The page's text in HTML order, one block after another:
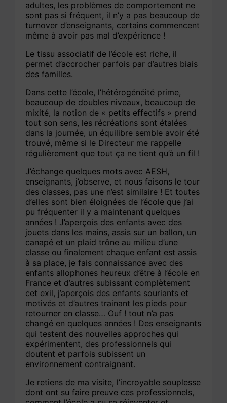
adultes, les problèmes de comportement ne
sont pas si fréquent, il n’y a pas beaucoup de
turnover d’enseignants, certains commencent
même à avoir pas mal d’expérience !
Le tissu associatif de l’école est riche, il
permet d’accrocher parfois par d’autres biais
des familles.
Dans cette l’école, l’hétérogénéité prime,
beaucoup de doubles niveaux, beaucoup de
mixité, la notion de « petits effectifs » prend
tout son sens, les récréations sont étalées
dans la journée, un équilibre semble avoir été
trouvé, même si le Directeur me rappelle
régulièrement que tout ça ne tient qu’à un fil !
J’échange quelques mots avec AESH,
enseignants, j’observe, et nous faisons le tour
des classes, pas une n’est similaire ! Et toutes
d’elles sont bien éloignées de l’école que j’ai
pu fréquenter il y a maintenant quelques
années ! J’aperçois des enfants avec des
jouets dans les mains, assis sur un ballon, un
canapé et un plaid trône au milieu d’une
classe ou finalement chaque enfant est assis
à sa place, je fais connaissance avec des
enfants allophones heureux d’être à l’école en
France et d’autres subissant complètement
cet exil, j’aperçois des enfants souriants et
motivés et d’autres trainant les pieds pour
retourner en classe… Ouf ! tout n’a pas
changé en quelques années ! Des enseignants
qui testent des nouvelles approches qui
expérimentent, des professionnels qui
doutent et parfois subissent un
environnement contraignant.
Je retiens de ma visite, l’incroyable souplesse
dont ont su faire preuve ces professionnels,